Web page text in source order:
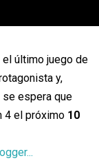
el último juego de
y,
espera que
4 el próximo 10